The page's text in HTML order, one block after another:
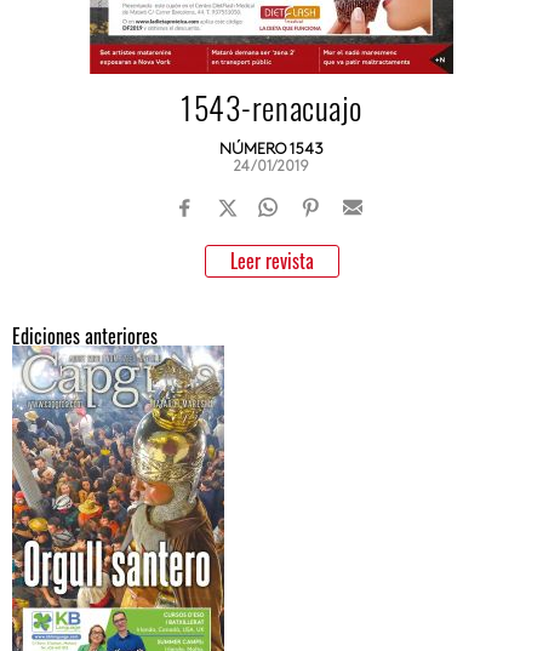
1543-renacuajo
NÚMERO 1543
24/01/2019
Leer revista
Ediciones anteriores